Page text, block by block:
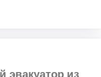
эвакуатор из